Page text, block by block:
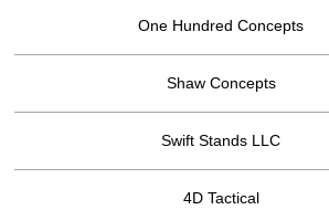
One Hundred Concepts
Shaw Concepts
Swift Stands LLC
4D Tactical